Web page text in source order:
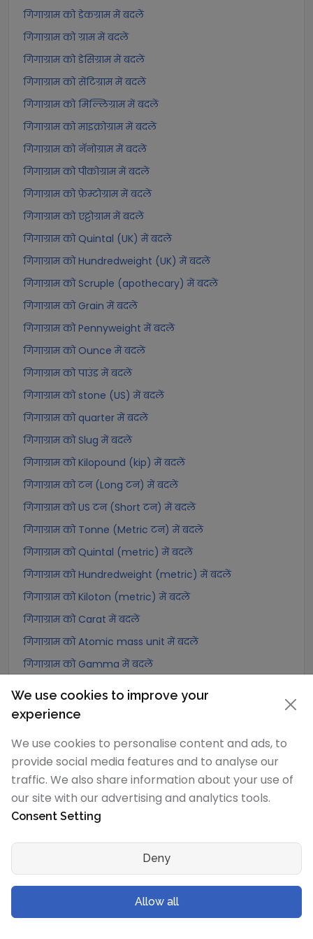
गिगाग्राम को डेकग्राम में बदलें
गिगाग्राम को ग्राम में बदलें
गिगाग्राम को डेसिग्राम में बदलें
गिगाग्राम को सेंटिग्राम में बदलें
गिगाग्राम को मिल्लिग्राम में बदलें
गिगाग्राम को माइक्रोग्राम में बदलें
गिगाग्राम को नॅनोग्राम में बदलें
गिगाग्राम को पीकोग्राम में बदलें
गिगाग्राम को फ़ेम्टोग्राम में बदलें
गिगाग्राम को एट्टोग्राम में बदलें
गिगाग्राम को Quintal (UK) में बदलें
गिगाग्राम को Hundredweight (UK) में बदलें
गिगाग्राम को Scruple (apothecary) में बदलें
गिगाग्राम को Grain में बदलें
गिगाग्राम को Pennyweight में बदलें
गिगाग्राम को Ounce में बदलें
गिगाग्राम को पाउंड में बदलें
गिगाग्राम को stone (US) में बदलें
गिगाग्राम को quarter में बदलें
गिगाग्राम को Slug में बदलें
गिगाग्राम को Kilopound (kip) में बदलें
गिगाग्राम को टन (Long टन) में बदलें
गिगाग्राम को US टन (Short टन) में बदलें
गिगाग्राम को Tonne (Metric टन) में बदलें
गिगाग्राम को Quintal (metric) में बदलें
गिगाग्राम को Hundredweight (metric) में बदलें
गिगाग्राम को Kiloton (metric) में बदलें
गिगाग्राम को Carat में बदलें
गिगाग्राम को Atomic mass unit में बदलें
गिगाग्राम को Gamma में बदलें
गिगाग्राम को Dalton में बदलें
गिगाग्राम को Planck mass में बदलें
गिगाग्राम को Muon mass में बदलें
गिगाग्राम को Proton mass में बदलें
गिगाग्राम को Neutron mass में बदलें
गिगाग्राम को Deuteron mass में बदलें
गिगाग्राम को Earth's mass में बदलें
गिगाग्राम को Sun's mass में बदलें
गिगाग्राम को Talent (Biblical Hebrew) में बदलें
We use cookies to improve your
experience
We use cookies to personalise content and ads, to
provide social media features and to analyse our
traffic. We also share information about your use of
our site with our advertising and analytics tools.
Consent Setting
Deny
Allow all